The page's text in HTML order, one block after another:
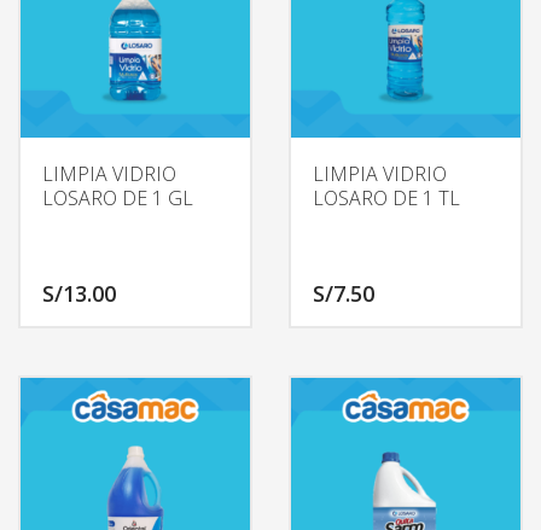
LIMPIA VIDRIO
LOSARO DE 1 GL
S/13.00
LIMPIA VIDRIO
LOSARO DE 1 TL
S/7.50